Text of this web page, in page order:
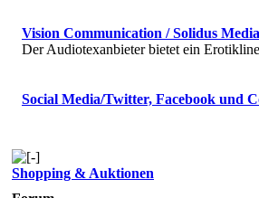
Vision Communication / Solidus
Der Audiotexanbieter bietet ein
Social Media/Twitter, Facebook und
Shopping & Auktionen